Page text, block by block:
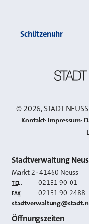
Schützenuhr
©2026, STADT
Kontakt Impressum
Kontakt
Stadtverwaltung
Markt 2 ·41460 Neuss
TEL. 02131 90-01
FAX 02131 90-2488
E-MAIL
Öffnungszeiten